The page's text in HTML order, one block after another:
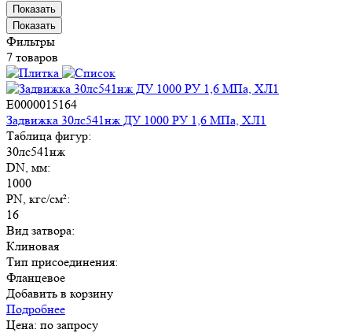
Показать
Показать
Фильтры
7 товаров
E0000015164
Задвижка 30лс541нж ДУ 1000 РУ 1,6 МПа, ХЛ1
Таблица фигур:
30лс541нж
DN, мм:
1000
PN, кгс/см²:
16
Вид затвора:
Клиновая
Тип присоединения:
Фланцевое
Добавить в корзину
Подробнее
Цена: по запросу